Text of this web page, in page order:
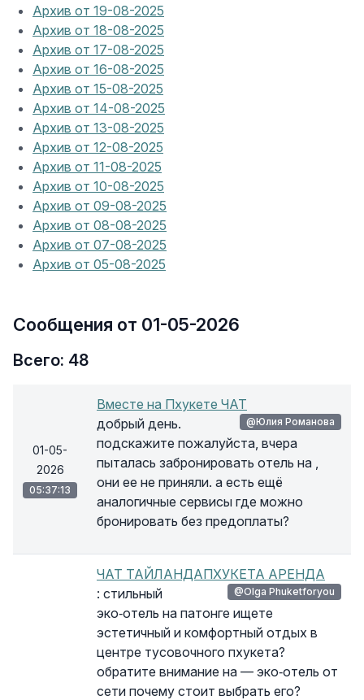
Архив от 19-08-2025
Архив от 18-08-2025
Архив от 17-08-2025
Архив от 16-08-2025
Архив от 15-08-2025
Архив от 14-08-2025
Архив от 13-08-2025
Архив от 12-08-2025
Архив от 11-08-2025
Архив от 10-08-2025
Архив от 09-08-2025
Архив от 08-08-2025
Архив от 07-08-2025
Архив от 05-08-2025
Сообщения от 01-05-2026
Всего: 48
01-05-
2026
05:37:13
Вместе на Пхукете ЧАТ
@Юлия Романова
добрый день.
подскажите пожалуйста, вчера
пыталась забронировать отель на ,
они ее не приняли. а есть ещё
аналогичные сервисы где можно
бронировать без предоплаты?
ЧАТ ТАЙЛАНДАПХУКЕТА АРЕНДА
@Olga Phuketforyou
: стильный
эко‑отель на патонге ищете
эстетичный и комфортный отдых в
центре тусовочного пхукета?
обратите внимание на — эко‑отель от
сети почему стоит выбрать его?